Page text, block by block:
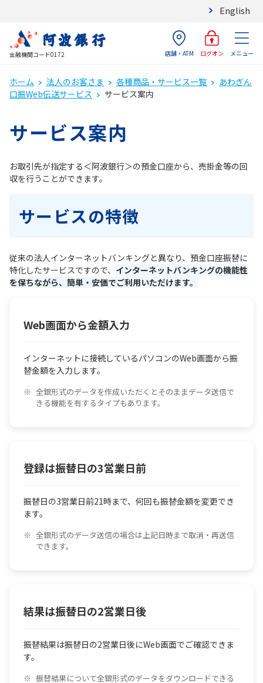
English
金融機関コード0172 店舗・ATM ログオン メニュー
ホーム 法人のお客さま 各種商品・サービス一覧
あわぎん
口振Web伝送サービス
サービス案内
サービス案内
お取引先が指定する＜阿波銀行＞の預金口座から、売掛金等の回
収を行うことができます。
サービスの特徴
従来の法人インターネットバンキングと異なり、預金口座振替に
特化したサービスですので、 インターネットバンキングの機能性
を保ちながら、簡単・安価でご利用いただけます。
Web画面から金額入力
インターネットに接続しているパソコンのWeb画面から振
替金額を入力します。
全銀形式のデータを作成いただくとそのままデータ送信で
きる機能を有するタイプもあります。
登録は振替日の3営業日前
振替日の3営業日前21時まで、何回も振替金額を変更でき
ます。
全銀形式のデータ送信の場合は上記日時まで取消・再送信
できます。
結果は振替日の2営業日後
振替結果は振替日の2営業日後にWeb画面でご確認できま
す。
振替結果について全銀形式のデータをダウンロードできる